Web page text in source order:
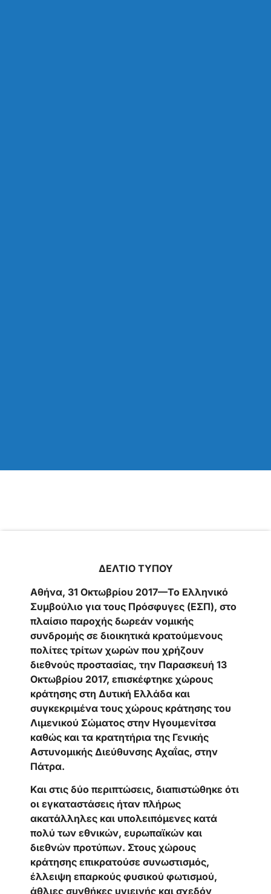
ΔΕΛΤΙΟ ΤΥΠΟΥ
Aθήνα, 31 Οκτωβρίου 2017—Το Ελληνικό
Συμβούλιο για τους Πρόσφυγες (ΕΣΠ), στο
πλαίσιο παροχής δωρεάν νομικής
συνδρομής σε διοικητικά κρατούμενους
πολίτες τρίτων χωρών που χρήζουν
διεθνούς προστασίας, την Παρασκευή 13
Οκτωβρίου 2017, επισκέφτηκε χώρους
κράτησης στη Δυτική Ελλάδα και
συγκεκριμένα τους χώρους κράτησης του
Λιμενικού Σώματος στην Ηγουμενίτσα
καθώς και τα κρατητήρια της Γενικής
Αστυνομικής Διεύθυνσης Αχαΐας, στην
Πάτρα.
Και στις δύο περιπτώσεις, διαπιστώθηκε ότι
οι εγκαταστάσεις ήταν πλήρως
ακατάλληλες και υπολειπόμενες κατά
πολύ των εθνικών, ευρωπαϊκών και
διεθνών προτύπων. Στους χώρους
κράτησης επικρατούσε συνωστισμός,
έλλειψη επαρκούς φυσικού φωτισμού,
άθλιες συνθήκες υγιεινής και σχεδόν